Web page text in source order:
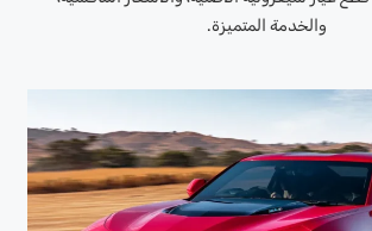
والخدمة المتميزة.